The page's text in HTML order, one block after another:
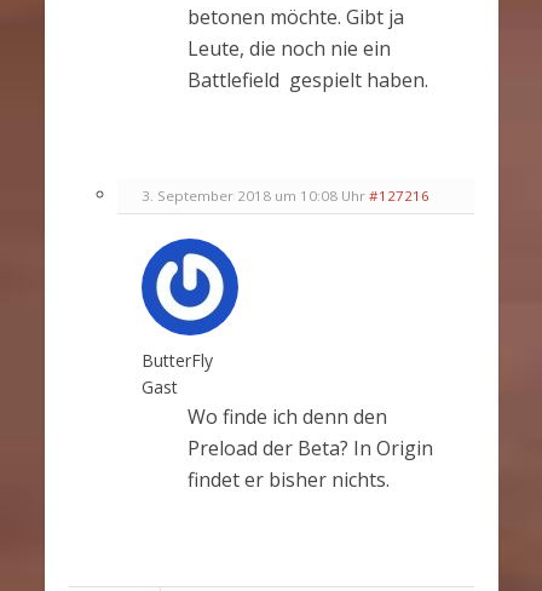
betonen möchte. Gibt ja
Leute, die noch nie ein
Battlefield gespielt haben.
3. September 2018 um 10:08 Uhr #127216
ButterFly
Gast
Wo finde ich denn den
Preload der Beta? In Origin
findet er bisher nichts.